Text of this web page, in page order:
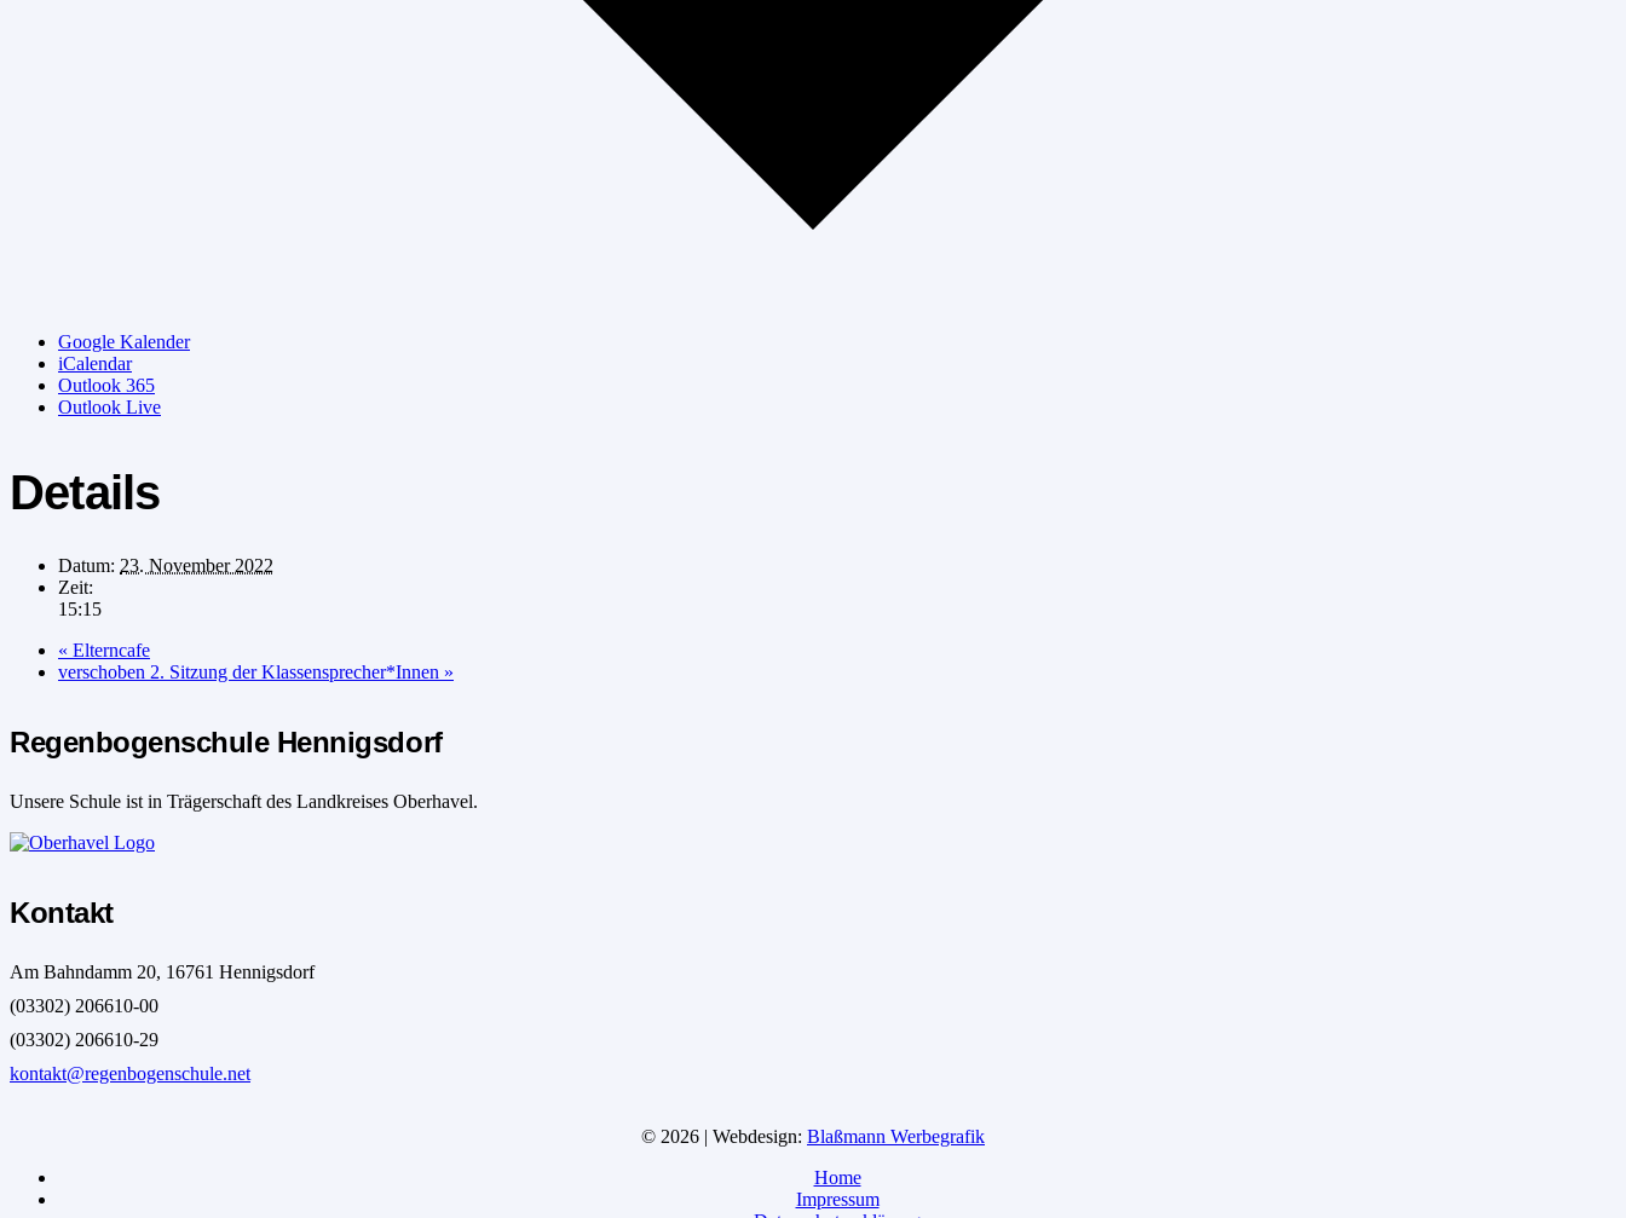
Google Kalender
iCalendar
Outlook 365
Outlook Live
Details
Datum: 23. November 2022
Zeit:
15:15
« Elterncafe
verschoben 2. Sitzung der Klassensprecher*Innen »
Regenbogenschule Hennigsdorf
Unsere Schule ist in Trägerschaft des Landkreises Oberhavel.
Kontakt
Am Bahndamm 20, 16761 Hennigsdorf
(03302) 206610-00
(03302) 206610-29
kontakt@regenbogenschule.net
© 2026 | Webdesign: Blaßmann Werbegrafik
Home
Impressum